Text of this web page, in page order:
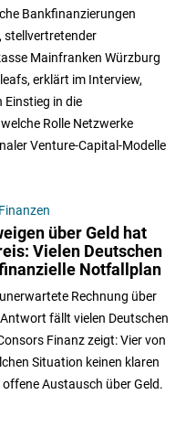
Bankfinanzierungen
stellvertretender
Mainfranken Würzburg
erklärt im Interview,
Einstieg in die
Rolle Netzwerke
Venture-Capital-Modelle
Finanzen
über Geld hat
Vielen Deutschen
Notfallplan
Rechnung über
fällt vielen Deutschen
Finanz zeigt: Vier von
Situation keinen klaren
Austausch über Geld.